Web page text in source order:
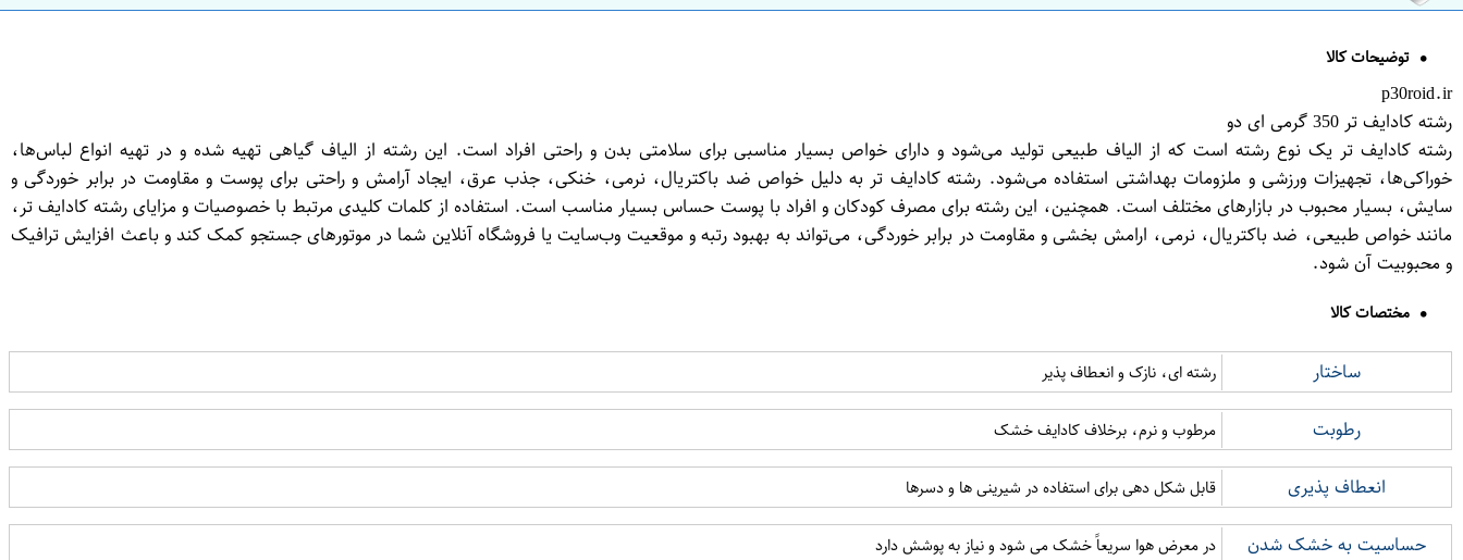
توضیحات کالا
p30roid.ir
رشته کادایف تر 350 گرمی ای دو
رشته کادایف تر یک نوع رشته است که از الیاف طبیعی تولید می‌شود و دارای خواص بسیار مناسبی برای سلامتی بدن و راحتی افراد است. این رشته از الیاف گیاهی تهیه شده و در تهیه انواع لباس‌ها،
خوراکی‌ها، تجهیزات ورزشی و ملزومات بهداشتی استفاده می‌شود. رشته کادایف تر به دلیل خواص ضد باکتریال، نرمی، خنکی، جذب عرق، ایجاد آرامش و راحتی برای پوست و مقاومت در برابر خوردگی و
سایش، بسیار محبوب در بازارهای مختلف است. همچنین، این رشته برای مصرف کودکان و افراد با پوست حساس بسیار مناسب است. استفاده از کلمات کلیدی مرتبط با خصوصیات و مزایای رشته کادایف تر،
مانند خواص طبیعی، ضد باکتریال، نرمی، ارامش بخشی و مقاومت در برابر خوردگی، می‌تواند به بهبود رتبه و موقعیت وب‌سایت یا فروشگاه آنلاین شما در موتورهای جستجو کمک کند و باعث افزایش ترافیک
و محبوبیت آن شود.
مختصات کالا
ساختار رشته ای، نازک و انعطاف پذیر
رطوبت مرطوب و نرم، برخلاف کادایف خشک
انعطاف پذیری قابل شکل دهی برای استفاده در شیرینی ها و دسرها
حساسیت به خشک شدن در معرض هوا سریعاً خشک می شود و نیاز به پوشش دارد